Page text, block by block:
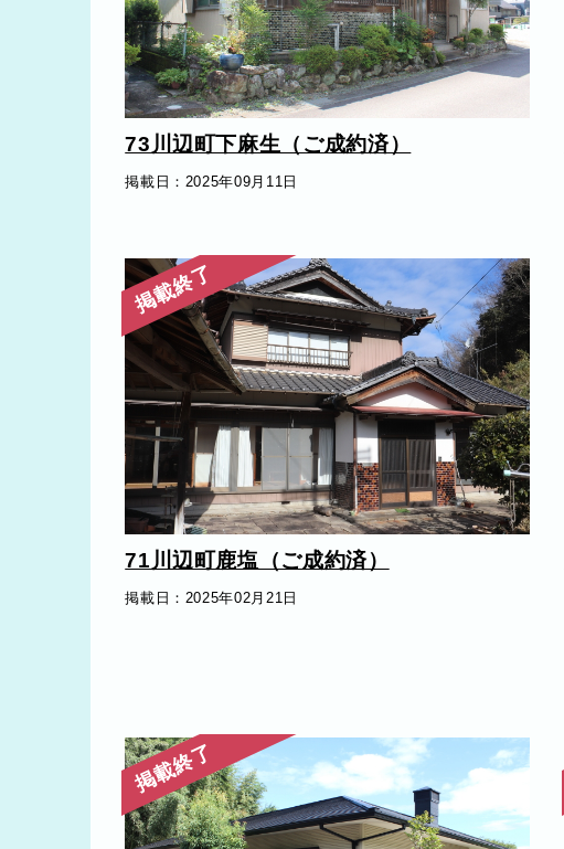
73川辺町下麻生（ご成約済）
掲載日：2025年09月11日
掲載終了
71川辺町鹿塩（ご成約済）
掲載日：2025年02月21日
掲載終了